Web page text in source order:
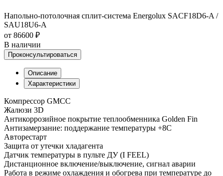
Напольно-потолочная сплит-система Energolux SAСF18D6-A /
SAU18U6-A
от 86600 ₽
В наличии
Проконсультироваться
Описание
Характеристики
Компрессор GMCC
Жалюзи 3D
Антикоррозийное покрытие теплообменника Golden Fin
Антизамерзание: поддержание температуры +8С
Авторестарт
Защита от утечки хладагента
Датчик температуры в пульте ДУ (I FEEL)
Дистанционное включение/выключение, сигнал аварии
Работа в режиме охлаждения и обогрева при температуре до